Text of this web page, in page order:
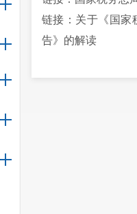
链接：关于《国家
告》的解读